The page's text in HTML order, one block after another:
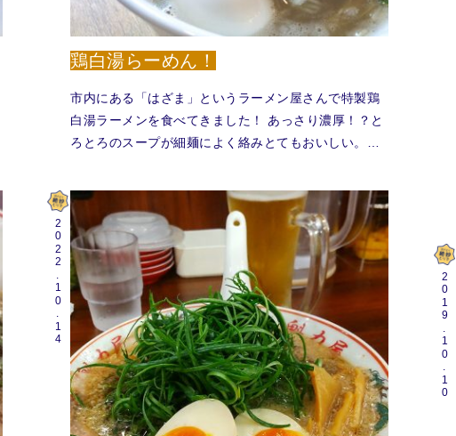
鶏白湯らーめん！
市内にある「はざま」というラーメン屋さんで特製鶏
白湯ラーメンを食べてきました！ あっさり濃厚！？と
ろとろのスープが細麺によく絡みとてもおいしい。…
2022.10.14 2019.10.10